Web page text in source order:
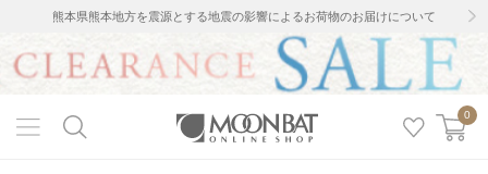
熊本県熊本地方を震源とする地震の影響によるお荷物のお届けについて
0